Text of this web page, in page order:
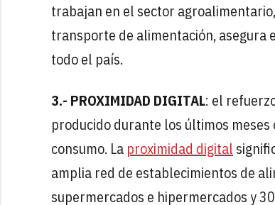
trabajan en el sector
transporte de alimentación,
todo el país.
3.- PROXIMIDAD DIGITAL: el
producido durante los últimos
consumo. La proximidad digital
amplia red de establecimientos de
supermercados e hipermercados y